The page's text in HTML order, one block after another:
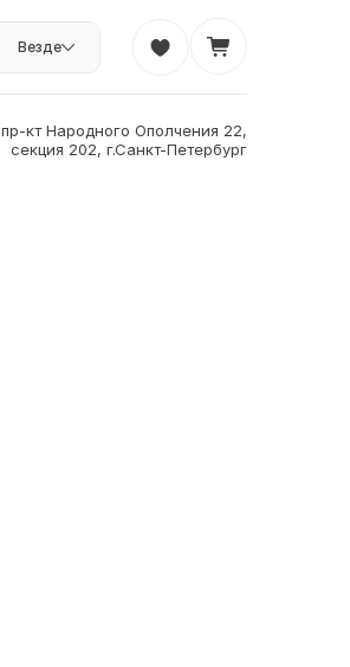
Везде
пр-кт Народного Ополчения 22,
секция 202, г.Санкт-Петербург